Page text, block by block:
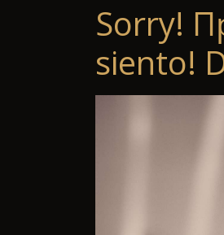
Sorry!
siento!